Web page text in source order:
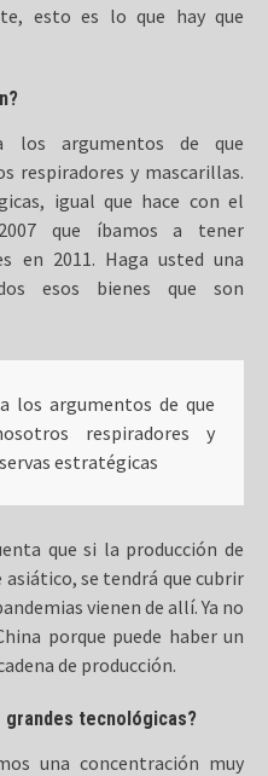
esto es lo que hay que
los argumentos de que
respiradores y mascarillas.
igual que hace con el
que íbamos a tener
en 2011. Haga usted una
esos bienes que son
los argumentos de que
respiradores y
estratégicas
que si la producción de
asiático, se tendrá que cubrir
vienen de allí. Ya no
porque puede haber un
de producción.
grandes tecnológicas?
una concentración muy